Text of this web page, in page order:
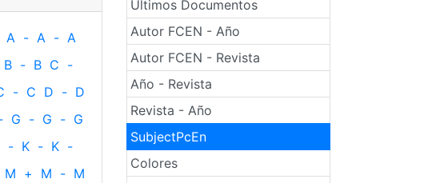
Últimos Documentos
Autor FCEN - Año
Autor FCEN - Revista
Año - Revista
Revista - Año
SubjectPcEn
Colores
A - A - A
B - B C -
- C D - D
G - G - G
- K - K -
M + M - M